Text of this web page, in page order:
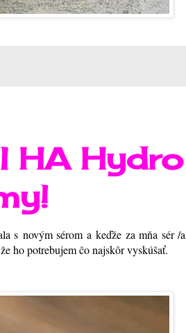
HA Hydro
s novým sérom a keďže za mňa sér /a
ho potrebujem čo najskôr vyskúšať.